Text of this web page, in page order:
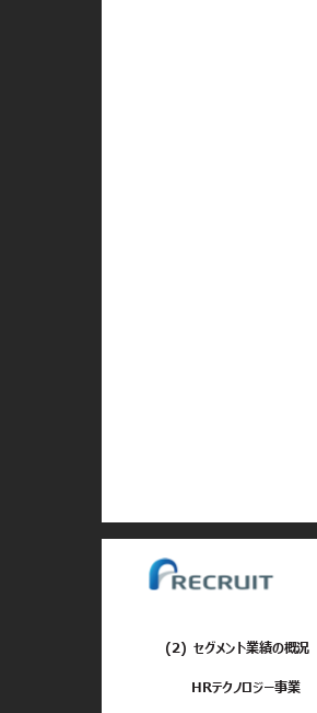
(2) セグメント業績の概況
HRテクノロジー事業